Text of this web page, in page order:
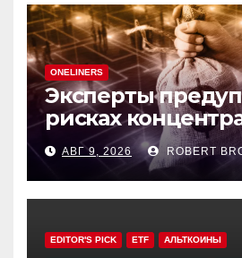
ONELINERS
Эксперты
рисках
резервов ДАО в
токенах
АВГ 9, 2026 ROBERT
EDITOR'S PICK ETF АЛЬТКОИНЫ